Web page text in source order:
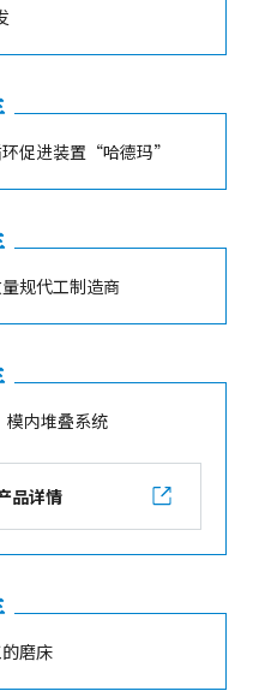
促进装置“哈德玛”
规代工制造商
内堆叠系统
品详情
磨床